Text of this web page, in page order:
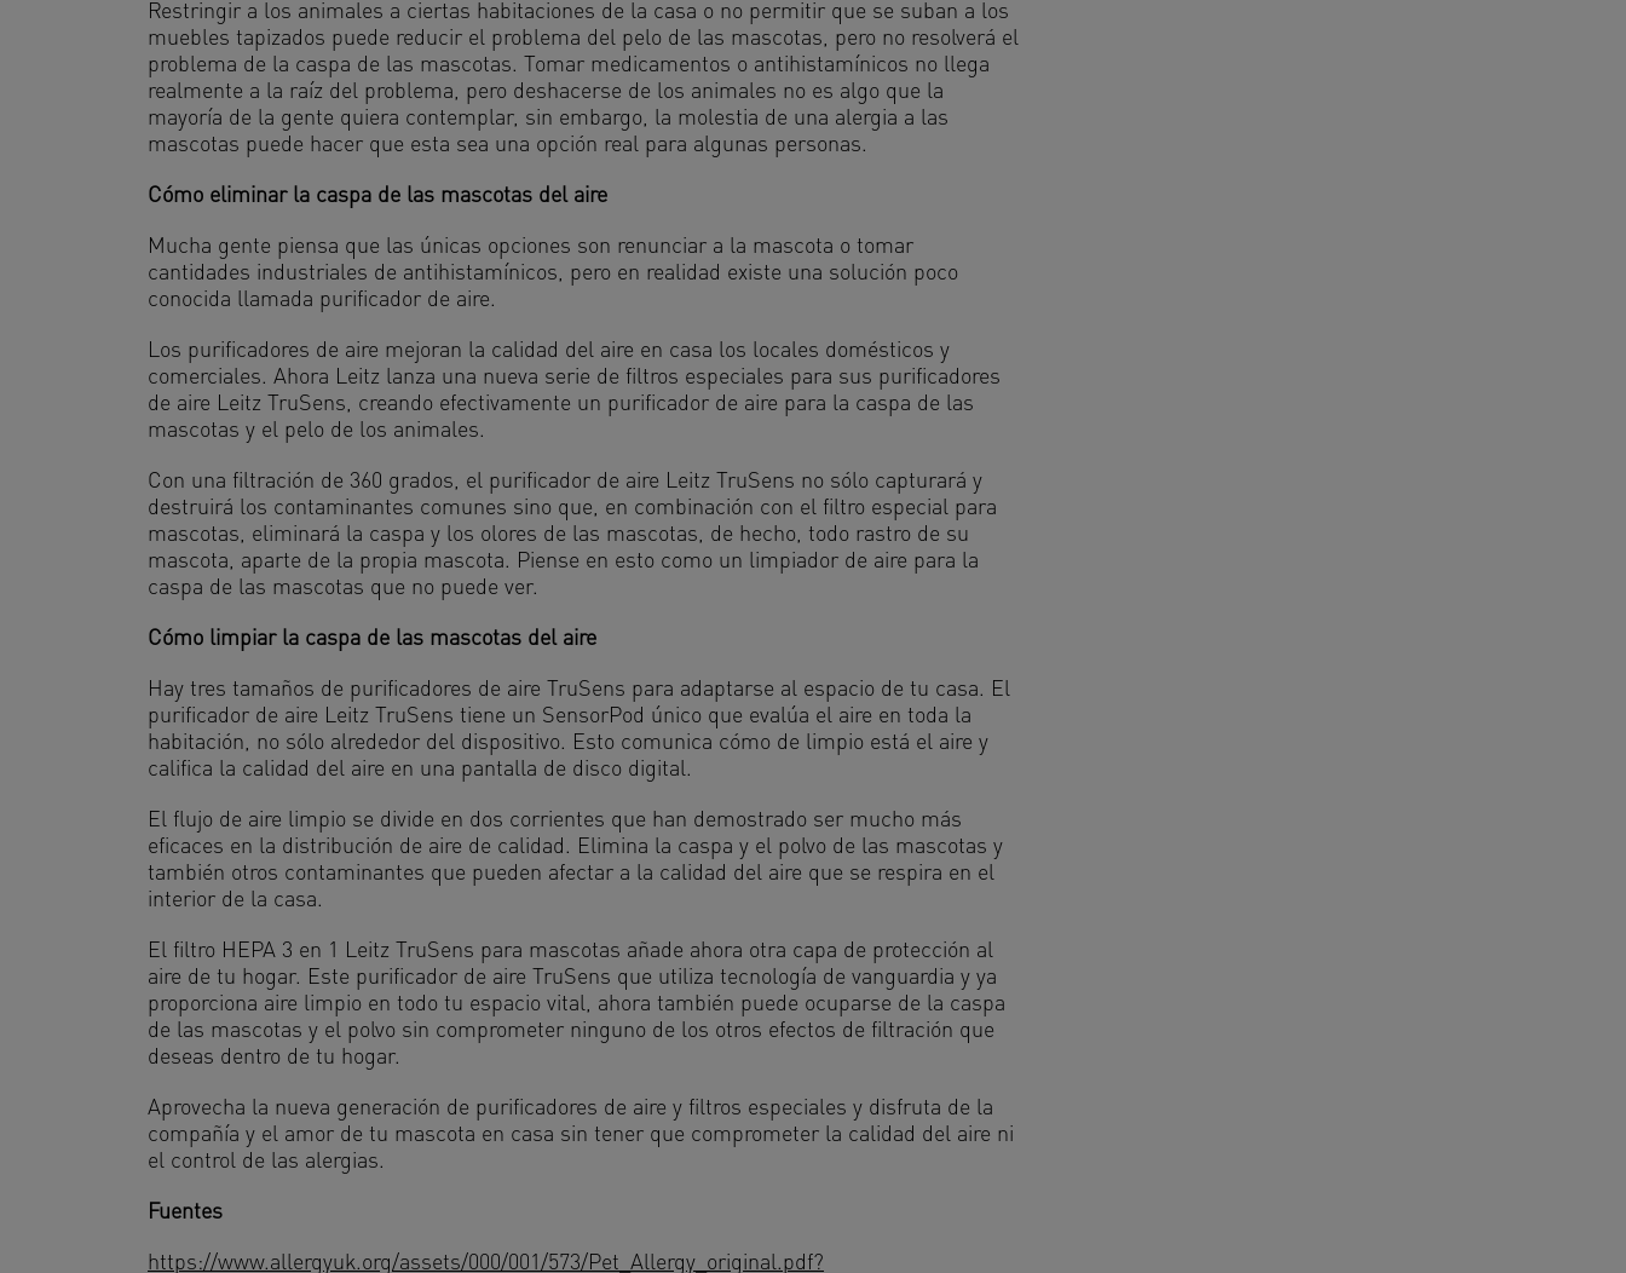
Restringir a los animales a ciertas habitaciones de la casa o no permitir que se suban a los
muebles tapizados puede reducir el problema del pelo de las mascotas, pero no resolverá el
problema de la caspa de las mascotas. Tomar medicamentos o antihistamínicos no llega
realmente a la raíz del problema, pero deshacerse de los animales no es algo que la
mayoría de la gente quiera contemplar, sin embargo, la molestia de una alergia a las
mascotas puede hacer que esta sea una opción real para algunas personas.
Cómo eliminar la caspa de las mascotas del aire
Mucha gente piensa que las únicas opciones son renunciar a la mascota o tomar
cantidades industriales de antihistamínicos, pero en realidad existe una solución poco
conocida llamada purificador de aire.
Los purificadores de aire mejoran la calidad del aire en casa los locales domésticos y
comerciales. Ahora Leitz lanza una nueva serie de filtros especiales para sus purificadores
de aire Leitz TruSens, creando efectivamente un purificador de aire para la caspa de las
mascotas y el pelo de los animales.
Con una filtración de 360 grados, el purificador de aire Leitz TruSens no sólo capturará y
destruirá los contaminantes comunes sino que, en combinación con el filtro especial para
mascotas, eliminará la caspa y los olores de las mascotas, de hecho, todo rastro de su
mascota, aparte de la propia mascota. Piense en esto como un limpiador de aire para la
caspa de las mascotas que no puede ver.
Cómo limpiar la caspa de las mascotas del aire
Hay tres tamaños de purificadores de aire TruSens para adaptarse al espacio de tu casa. El
purificador de aire Leitz TruSens tiene un SensorPod único que evalúa el aire en toda la
habitación, no sólo alrededor del dispositivo. Esto comunica cómo de limpio está el aire y
califica la calidad del aire en una pantalla de disco digital.
El flujo de aire limpio se divide en dos corrientes que han demostrado ser mucho más
eficaces en la distribución de aire de calidad. Elimina la caspa y el polvo de las mascotas y
también otros contaminantes que pueden afectar a la calidad del aire que se respira en el
interior de la casa.
El filtro HEPA 3 en 1 Leitz TruSens para mascotas añade ahora otra capa de protección al
aire de tu hogar. Este purificador de aire TruSens que utiliza tecnología de vanguardia y ya
proporciona aire limpio en todo tu espacio vital, ahora también puede ocuparse de la caspa
de las mascotas y el polvo sin comprometer ninguno de los otros efectos de filtración que
deseas dentro de tu hogar.
Aprovecha la nueva generación de purificadores de aire y filtros especiales y disfruta de la
compañía y el amor de tu mascota en casa sin tener que comprometer la calidad del aire ni
el control de las alergias.
Fuentes
https://www.allergyuk.org/assets/000/001/573/Pet_Allergy_original.pdf?